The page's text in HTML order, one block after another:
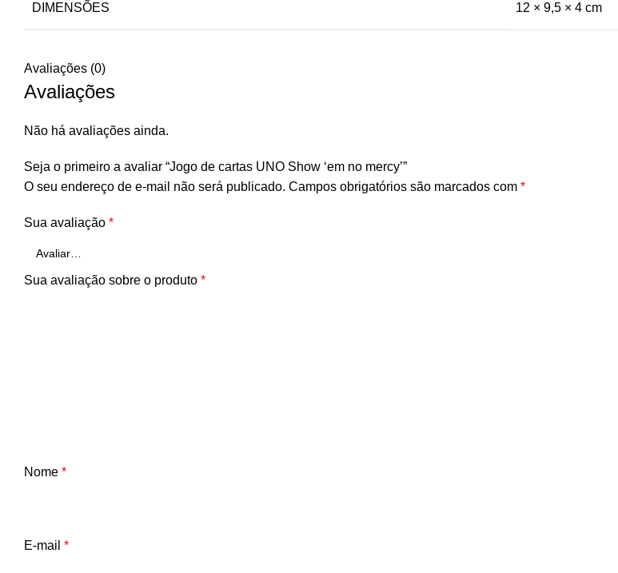
DIMENSÕES 12 × 9,5 × 4 cm
Avaliações (0)
Avaliações
Não há avaliações ainda.
Seja o primeiro a avaliar “Jogo de cartas UNO Show ‘em no mercy’”
O seu endereço de e-mail não será publicado. Campos obrigatórios são marcados com *
Sua avaliação *
Sua avaliação sobre o produto *
Nome *
E-mail *